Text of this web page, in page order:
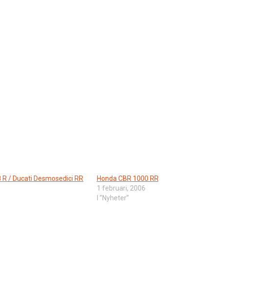
R / Ducati Desmosedici RR
Honda CBR 1000 RR
1 februari, 2006
I ”Nyheter”